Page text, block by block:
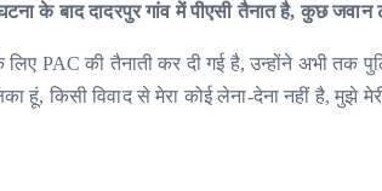
के बाद दादरपुर गांव में पीएसी तैनात है, कुछ
PAC की तैनाती कर दी गई है, उन्होंने अभी तक
हूं, किसी विवाद से मेरा कोई लेना-देना नहीं है, मुझे